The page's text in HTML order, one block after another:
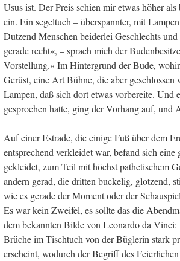
Usus ist. Der Preis schien mir etwas höher
ein. Ein segeltuch – überspannter, mit
Dutzend Menschen beiderlei Geschlechts
gerade recht«, – sprach mich der
Vorstellung.« Im Hintergrund der Bude,
Gerüst, eine Art Bühne, die aber
Lampen, daß sich dort etwas vorbereite. Und
gesprochen hatte, ging der Vorhang auf, und
Auf einer Estrade, die einige Fuß über dem
entsprechend verkleidet war, befand sich
gekleidet, zum Teil mit höchst pathetischem
andern gerad, die dritten buckelig, glotzend,
wie es gerade der Moment oder der
Es war kein Zweifel, es sollte das die
dem bekannten Bilde von Leonardo da
Brüche im Tischtuch von der Büglerin stark
erscheint, wodurch der Begriff des